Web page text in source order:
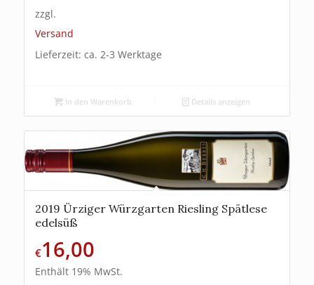
zzgl.
Versand
Lieferzeit: ca. 2-3 Werktage
In den Warenkorb Details anzeigen
2019 Ürziger Würzgarten Riesling Spätlese
edelsüß
€16,00
Enthält 19% MwSt.